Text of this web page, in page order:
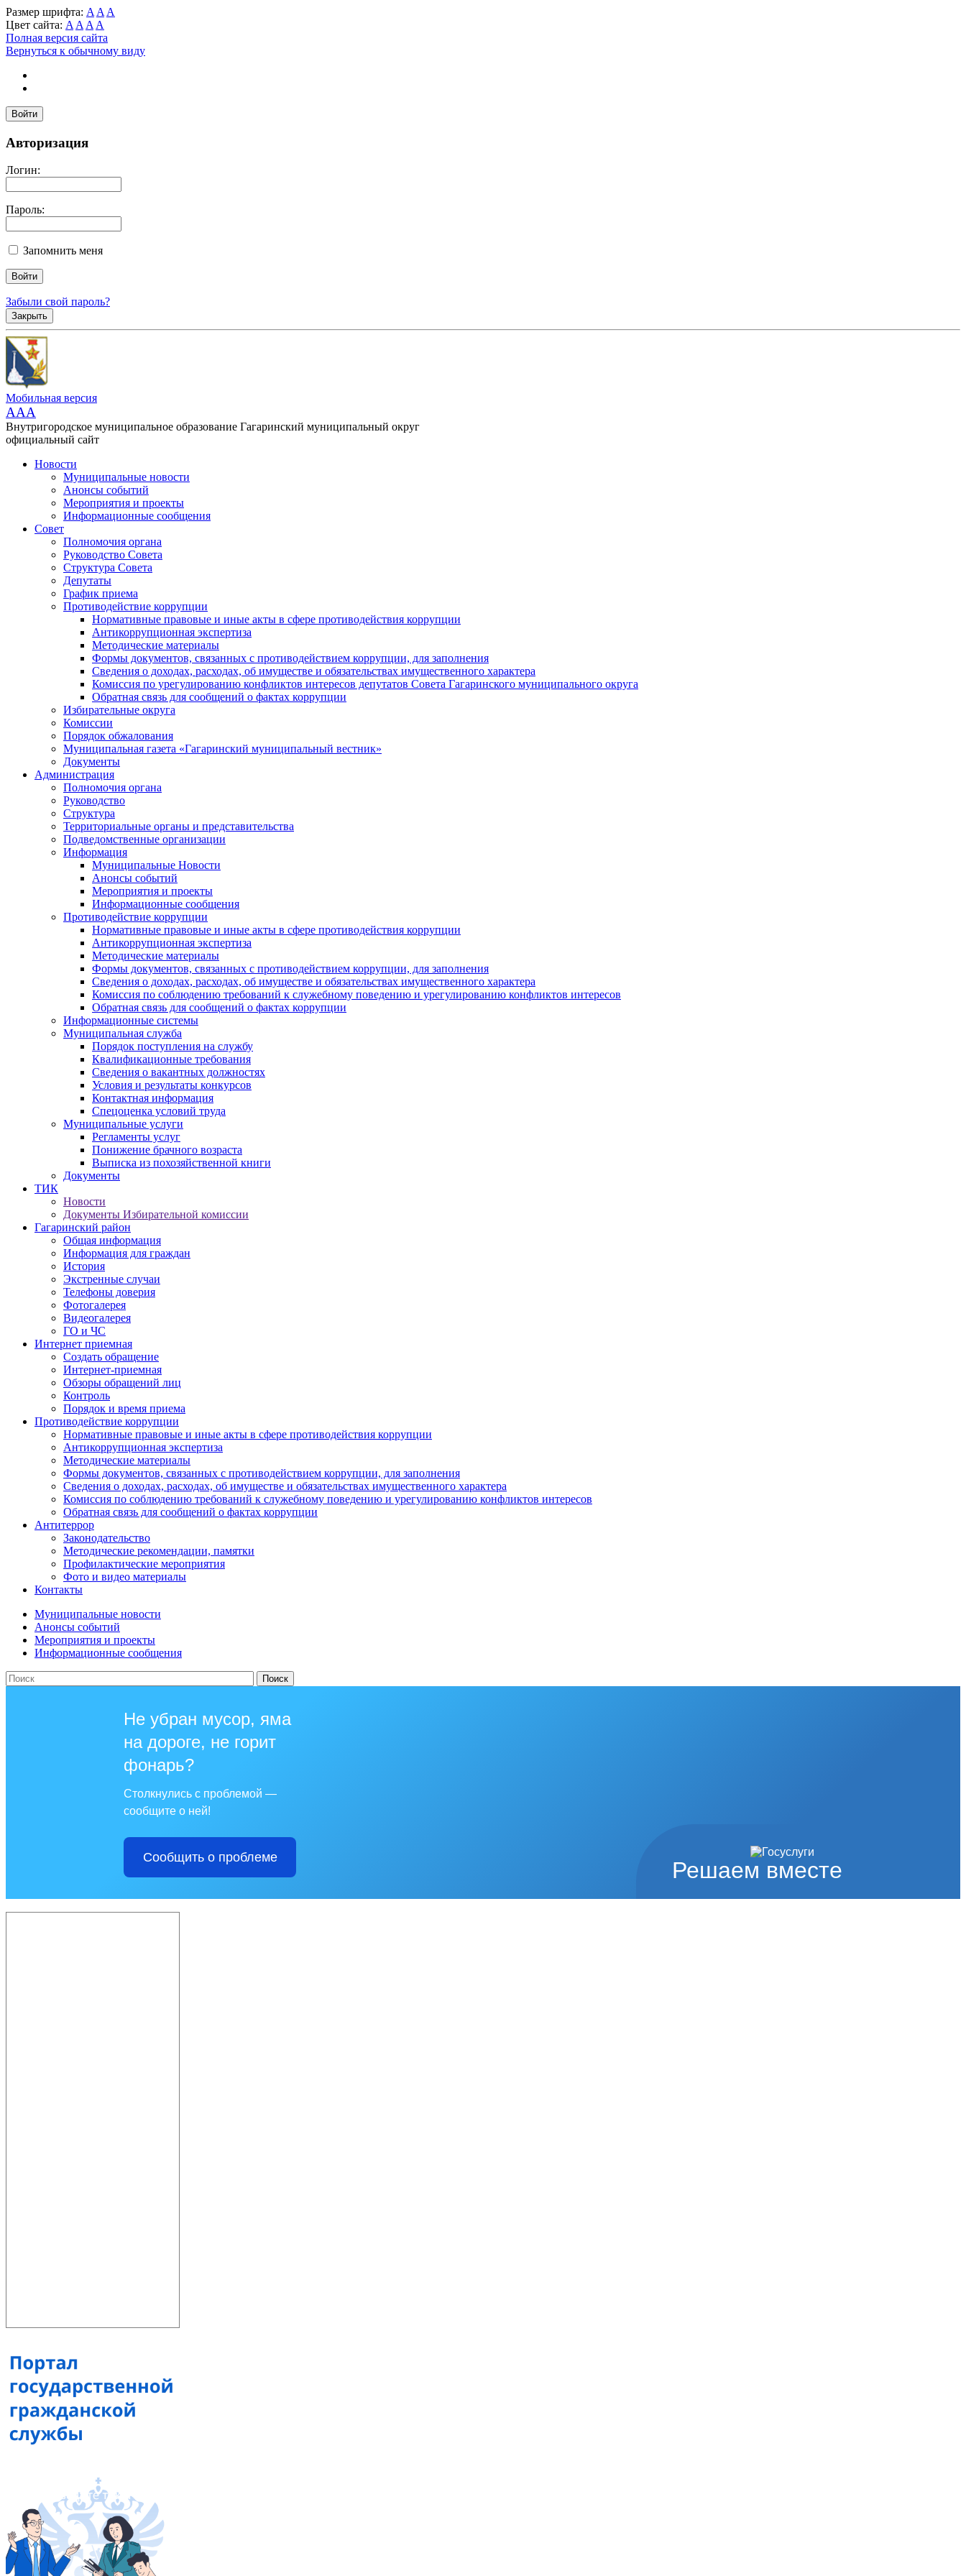
Размер шрифта: A A A
Цвет сайта: A A A A
Полная версия сайта
Вернуться к обычному виду
Войти
Авторизация
Логин:
Пароль:
Запомнить меня
Забыли свой пароль?
Закрыть
Мобильная версия
AAA
Внутригородское муниципальное образование Гагаринский муниципальный округ
официальный сайт
Новости
Муниципальные новости
Анонсы событий
Мероприятия и проекты
Информационные сообщения
Совет
Полномочия органа
Руководство Совета
Структура Совета
Депутаты
График приема
Противодействие коррупции
Нормативные правовые и иные акты в сфере противодействия коррупции
Антикоррупционная экспертиза
Методические материалы
Формы документов, связанных с противодействием коррупции, для заполнения
Сведения о доходах, расходах, об имуществе и обязательствах имущественного характера
Комиссия по урегулированию конфликтов интересов депутатов Совета Гагаринского муниципального округа
Обратная связь для сообщений о фактах коррупции
Избирательные округа
Комиссии
Порядок обжалования
Муниципальная газета «Гагаринский муниципальный вестник»
Документы
Администрация
Полномочия органа
Руководство
Структура
Территориальные органы и представительства
Подведомственные организации
Информация
Муниципальные Новости
Анонсы событий
Мероприятия и проекты
Информационные сообщения
Противодействие коррупции
Нормативные правовые и иные акты в сфере противодействия коррупции
Антикоррупционная экспертиза
Методические материалы
Формы документов, связанных с противодействием коррупции, для заполнения
Сведения о доходах, расходах, об имуществе и обязательствах имущественного характера
Комиссия по соблюдению требований к служебному поведению и урегулированию конфликтов интересов
Обратная связь для сообщений о фактах коррупции
Информационные системы
Муниципальная служба
Порядок поступления на службу
Квалификационные требования
Сведения о вакантных должностях
Условия и результаты конкурсов
Контактная информация
Спецоценка условий труда
Муниципальные услуги
Регламенты услуг
Понижение брачного возраста
Выписка из похозяйственной книги
Документы
ТИК
Новости
Документы Избирательной комиссии
Гагаринский район
Общая информация
Информация для граждан
История
Экстренные случаи
Телефоны доверия
Фотогалерея
Видеогалерея
ГО и ЧС
Интернет приемная
Создать обращение
Интернет-приемная
Обзоры обращений лиц
Контроль
Порядок и время приема
Противодействие коррупции
Нормативные правовые и иные акты в сфере противодействия коррупции
Антикоррупционная экспертиза
Методические материалы
Формы документов, связанных с противодействием коррупции, для заполнения
Сведения о доходах, расходах, об имуществе и обязательствах имущественного характера
Комиссия по соблюдению требований к служебному поведению и урегулированию конфликтов интересов
Обратная связь для сообщений о фактах коррупции
Антитеррор
Законодательство
Методические рекомендации, памятки
Профилактические мероприятия
Фото и видео материалы
Контакты
Муниципальные новости
Анонсы событий
Мероприятия и проекты
Информационные сообщения
Решаем вместе
Не убран мусор, яма
на дороге, не горит
фонарь?
Столкнулись с проблемой —
сообщите о ней!
Сообщить о проблеме